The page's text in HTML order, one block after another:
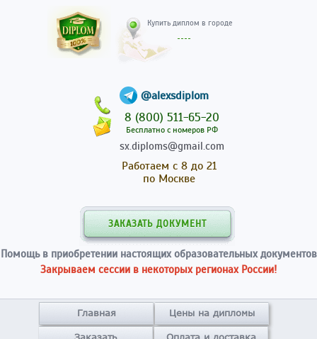
@alexsdiplom
8 (800) 511-65-20
Бесплатно с номеров РФ
sx.diploms@gmail.com
Работаем с 8 до 21
по Москве
ЗАКАЗАТЬ ДОКУМЕНТ
Помощь в приобретении настоящих образовательных документов
Закрываем сессии в некоторых регионах России!
Главная Цены на дипломы